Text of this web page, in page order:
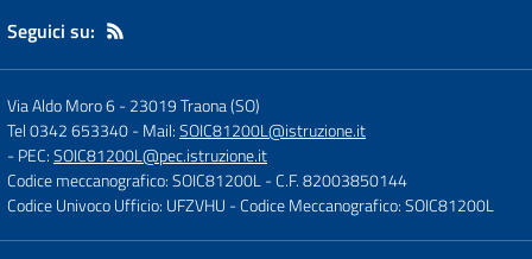
Seguici su:
Via Aldo Moro 6-23019 Traona (SO)
Tel 0342 653340- Mail:SOIC81200L@istruzione.it
- PEC:SOIC81200L@pec.istruzione.it
Codice meccanografico: SOIC81200L- C.F. 82003850144
Codice Univoco Ufficio: UFZVHU - Codice Meccanografico: SOIC81200L